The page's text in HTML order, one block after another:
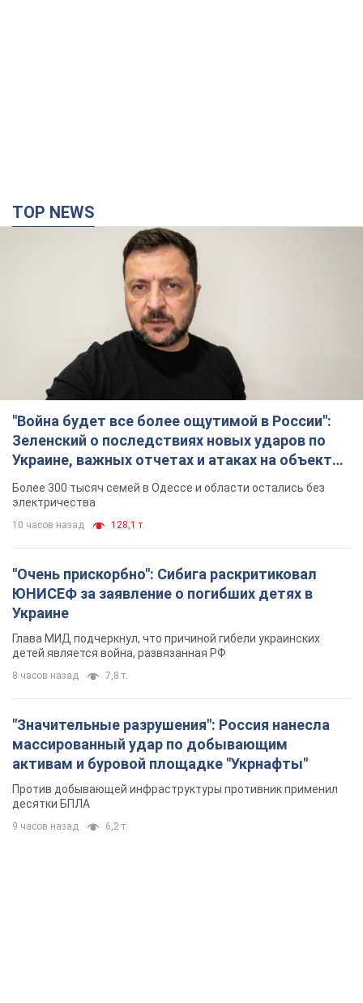
TOP NEWS
"Война будет все более ощутимой в России":
Зеленский о последствиях новых ударов по
Украине, важных отчетах и атаках на объекты
противника. Видео
Более 300 тысяч семей в Одессе и области остались без
электричества
10 часов назад 128,1 т.
"Очень прискорбно": Сибига раскритиковал
ЮНИСЕФ за заявление о погибших детях в
Украине
Глава МИД подчеркнул, что причиной гибели украинских
детей является война, развязанная РФ
8 часов назад 7,8 т.
"Значительные разрушения": Россия нанесла
массированный удар по добывающим
активам и буровой площадке "Укрнафты"
Против добывающей инфраструктуры противник применил
десятки БПЛА
9 часов назад 6,2 т.